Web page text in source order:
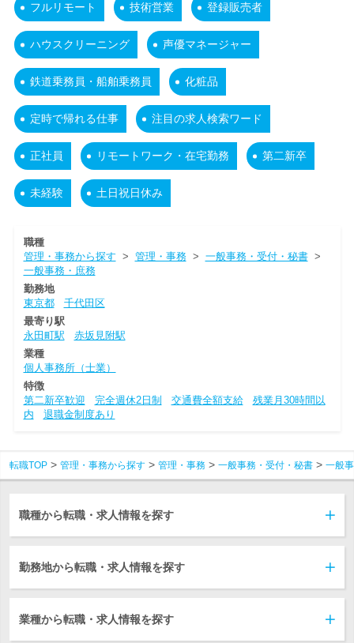
フルリモート 技術営業 登録販売者
ハウスクリーニング 声優マネージャー
鉄道乗務員・船舶乗務員 化粧品
定時で帰れる仕事 注目の求人検索ワード
正社員 リモートワーク・在宅勤務 第二新卒
未経験 土日祝日休み
職種
管理・事務から探す > 管理・事務> 一般事務・受付・秘書>
一般事務・庶務
勤務地
東京都
千代田区
最寄り駅
永田町駅
赤坂見附駅
業種
個人事務所（士業）
特徴
第二新卒歓迎
完全週休2日制 交通費全額支給
残業月30時間以
内
退職金制度あり
転職TOP 管理・事務から探す 管理・事務 一般事務・受付・秘書 一般
職種から転職・求人情報を探す
勤務地から転職・求人情報を探す
業種から転職・求人情報を探す